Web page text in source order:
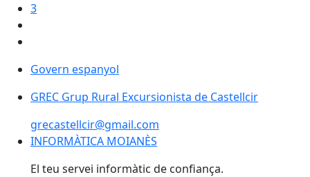
3
Govern espanyol
Govern espanyol
GREC Grup Rural Excursionista de Castellcir
GREC Grup Rural Excursionista de Castellcir
grecastellcir@gmail.com
INFORMÀTICA MOIANÈS
INFORMÀTICA MOIANÈS
El teu servei informàtic de confiança.